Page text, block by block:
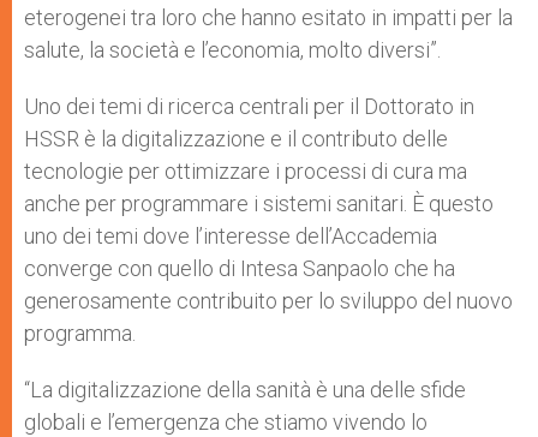
eterogenei tra loro che hanno esitato in impatti per la
salute, la società e l’economia, molto diversi”.
Uno dei temi di ricerca centrali per il Dottorato in
HSSR è la digitalizzazione e il contributo delle
tecnologie per ottimizzare i processi di cura ma
anche per programmare i sistemi sanitari. È questo
uno dei temi dove l’interesse dell’Accademia
converge con quello di Intesa Sanpaolo che ha
generosamente contribuito per lo sviluppo del nuovo
programma.
“La digitalizzazione della sanità è una delle sfide
globali e l’emergenza che stiamo vivendo lo